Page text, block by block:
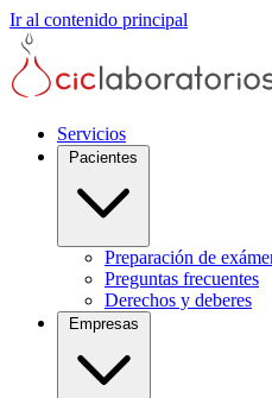
Ir al contenido principal
Servicios
Preparación de
Preguntas frecuentes
Derechos y deberes